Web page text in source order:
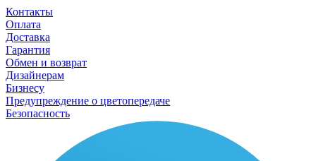
Контакты
Оплата
Доставка
Гарантия
Обмен и возврат
Дизайнерам
Бизнесу
Предупреждение о цветопередаче
Безопасность